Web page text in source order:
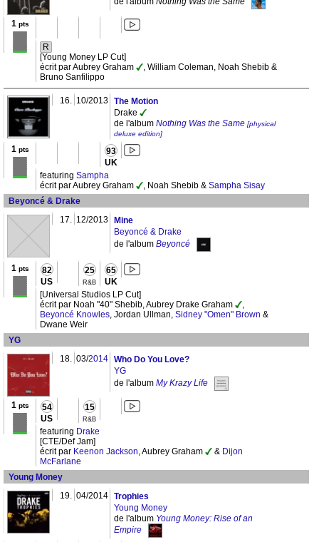
1 pts
R
[Young Money LP Cut]
écrit par Aubrey Graham
, William Coleman, Noah Shebib &
Bruno Sanfilippo
16. 10/2013 The Motion
Drake
de l'album Nothing Was the Same [physical
deluxe edition]
1 pts 93
UK
featuring Sampha
écrit par Aubrey Graham
, Noah Shebib & Sampha Sisay
Beyoncé & Drake
17.
12/2013 Mine
Beyoncé & Drake
de l'album Beyoncé
1 pts 82
US
25
R&B
65
UK
[Universal Studios LP Cut]
écrit par Noah "40" Shebib, Aubrey Drake Graham
Beyoncé Knowles , Jordan Ullman, Sidney "Omen" Brown &
Dwane Weir
YG
18.
03/2014 Who Do You Love?
YG
de l'album My Krazy Life
1 pts 54
US
15
R&B
featuring Drake
[CTE/Def Jam]
écrit par Keenon Jackson , Aubrey Graham & Dijon
McFarlane
Young Money
19.
04/2014 Trophies
Young Money
de l'album Young Money: Rise of an
Empire